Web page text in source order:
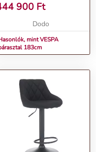
900 Ft
Dodo
mint VESPA
183cm